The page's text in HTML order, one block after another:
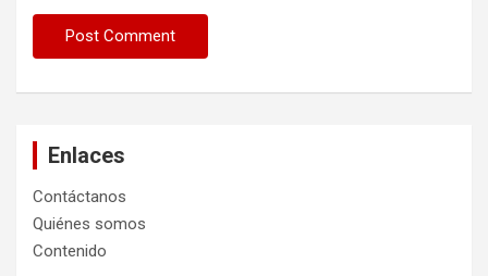
Enlaces
Contáctanos
Quiénes somos
Contenido